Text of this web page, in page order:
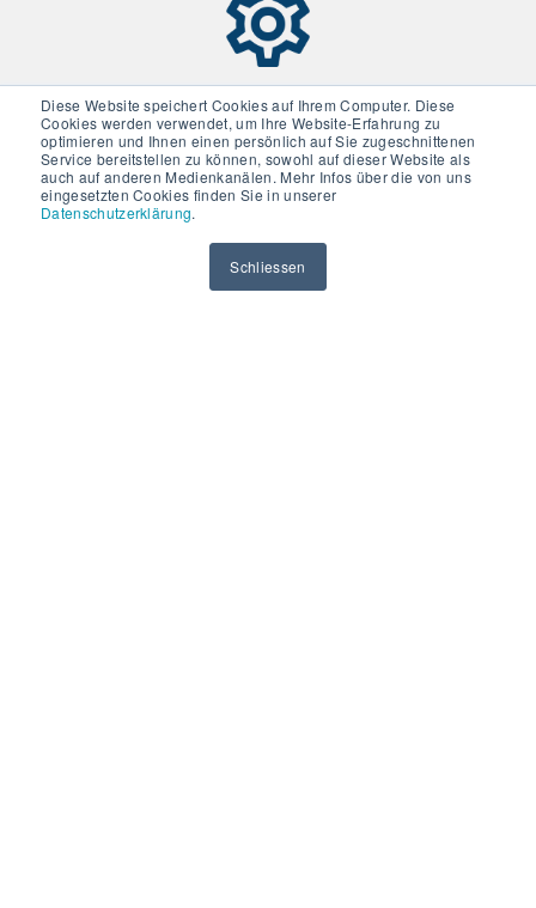
Diese Website speichert Cookies auf Ihrem Computer. Diese
Cookies werden verwendet, um Ihre Website-Erfahrung zu
optimieren und Ihnen einen persönlich auf Sie zugeschnittenen
Service bereitstellen zu können, sowohl auf dieser Website als
auch auf anderen Medienkanälen. Mehr Infos über die von uns
eingesetzten Cookies finden Sie in unserer
Datenschutzerklärung.
Schliessen
Echte Fallabschlüsse
Dank tiefer Backend-Integration löst die KI
Anliegen (z.B. Terminierung, Statusabfragen)
autonom im Hintergrund.